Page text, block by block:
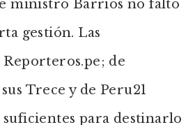
ministro Barrios no faltó
gestión. Las
de
Trece y de Peru21
para destinarlo